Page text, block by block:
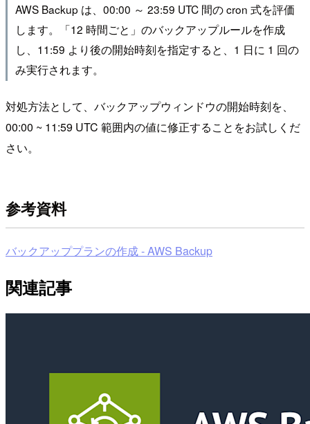
AWS Backup は、00:00 ～ 23:59 UTC 間の cron 式を評価
します。「12 時間ごと」のバックアップルールを作成
し、11:59 より後の開始時刻を指定すると、1 日に 1 回の
み実行されます。
対処方法として、バックアップウィンドウの開始時刻を、
00:00 ~ 11:59 UTC 範囲内の値に修正することをお試しくだ
さい。
参考資料
バックアッププランの作成 - AWS Backup
関連記事